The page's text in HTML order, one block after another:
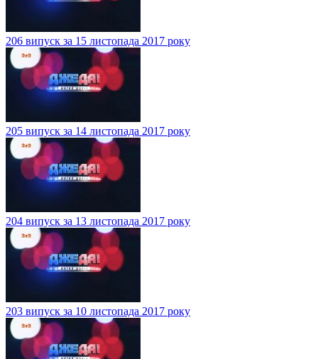
206 випуск за 15 листопада 2017 року
205 випуск за 14 листопада 2017 року
204 випуск за 13 листопада 2017 року
203 випуск за 10 листопада 2017 року